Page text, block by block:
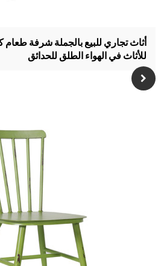
أثاث تجاري للبيع بالجملة شرفة
للأثاث في الهواء الطلق للحدائق